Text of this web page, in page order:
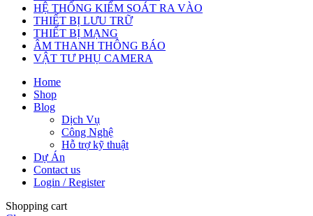
HỆ THỐNG KIỂM SOÁT RA VÀO
THIẾT BỊ LƯU TRỮ
THIẾT BỊ MẠNG
ÂM THANH THÔNG BÁO
VẬT TƯ PHỤ CAMERA
Home
Shop
Blog
Dịch Vụ
Công Nghệ
Hỗ trợ kỹ thuật
Dự Án
Contact us
Login / Register
Shopping cart